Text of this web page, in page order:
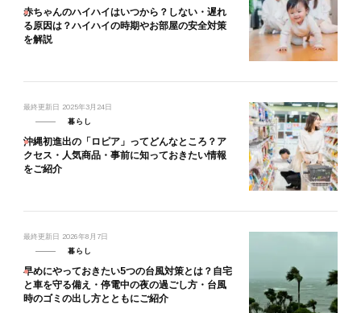
赤ちゃんのハイハイはいつから？しない・遅れ
る原因は？ハイハイの時期やお部屋の安全対策
を解説
最終更新日 2025年3月24日
暮らし
沖縄初進出の「ロピア」ってどんなところ？ア
クセス・人気商品・事前に知っておきたい情報
をご紹介
最終更新日 2026年8月7日
暮らし
早めにやっておきたい5つの台風対策とは？自宅
と車を守る備え・停電中の夜の過ごし方・台風
時のゴミの出し方とともにご紹介